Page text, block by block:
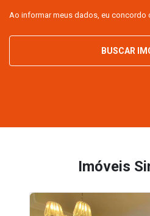
Ao informar meus dados, eu concordo
BUSCAR
Imóveis